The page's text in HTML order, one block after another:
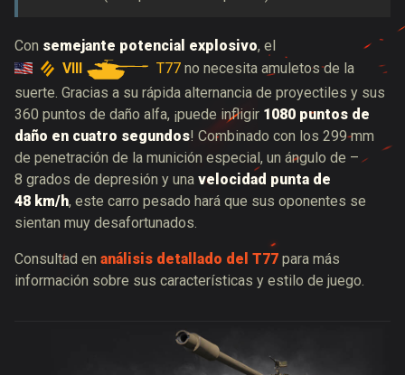
Con semejante potencial explosivo, el
VIII
T77 no necesita amuletos de la
suerte. Gracias a su rápida alternancia de proyectiles y sus
360 puntos de daño alfa, ¡puede infligir 1080 puntos de
daño en cuatro segundos! Combinado con los 299 mm
de penetración de la munición especial, un ángulo de –
8 grados de depresión y una velocidad punta de
48 km/h, este carro pesado hará que sus oponentes se
sientan muy desafortunados.
Consultad en análisis detallado del T77 para más
información sobre sus características y estilo de juego.